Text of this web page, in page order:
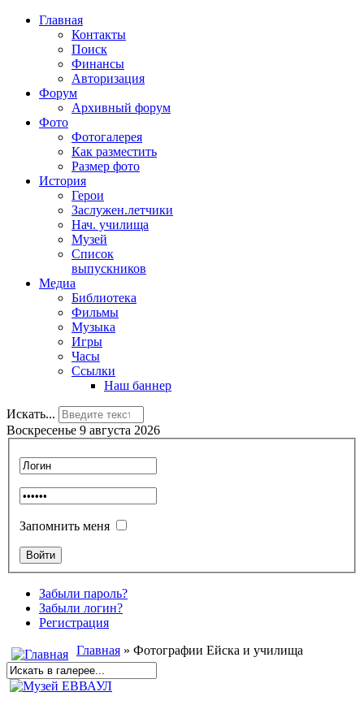
Главная
Контакты
Поиск
Финансы
Авторизация
Форум
Архивный форум
Фото
Фотогалерея
Как разместить
Размер фото
История
Герои
Заслужен.летчики
Нач. училища
Музей
Список
выпускников
Медиа
Библиотека
Фильмы
Музыка
Игры
Часы
Ссылки
Наш баннер
Искать...
Воскресенье 9 августа 2026
Запомнить меня
Забыли пароль?
Забыли логин?
Регистрация
Главная » Фотографии Ейска и училища